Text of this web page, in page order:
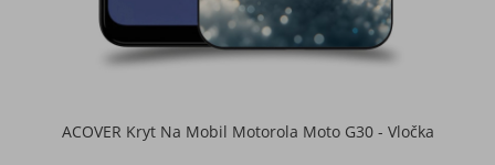
ACOVER Kryt Na Mobil Motorola Moto G30 - Vločka